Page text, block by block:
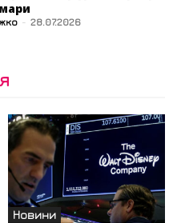
- 28.07.2026
Новини